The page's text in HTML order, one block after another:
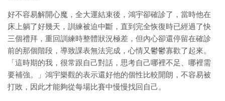
好不容易解開心魔，全大運結束後，鴻宇卻確診了，當時他在
床上躺了好幾天，訓練被迫中斷，直到完全恢復時已經過了快
三個禮拜，重回訓練時整體狀況極差，但內心卻還停留在確診
前的那個階段，導致課表無法完成，心情又鬱鬱寡歡了起來。
「這時期的我，很常跟自己對話，思考自己哪裡不足、哪裡需
要補強。」鴻宇樂觀的表示還好他的個性比較開朗，不容易被
打敗，因此才能夠從每場比賽中慢慢找回自己。